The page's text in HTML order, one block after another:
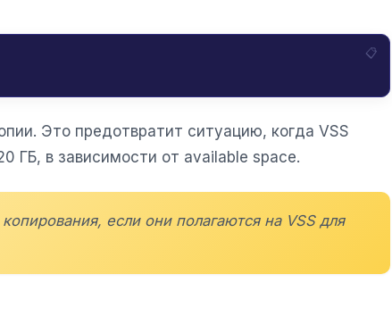
Это предотвратит ситуацию, когда VSS
ГБ, в зависимости от available space.
если они полагаются на VSS для